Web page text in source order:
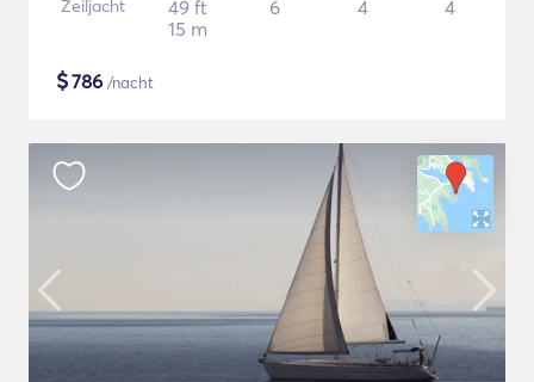
Zeiljacht
49 ft
15 m
6 4 4
$786 /nacht